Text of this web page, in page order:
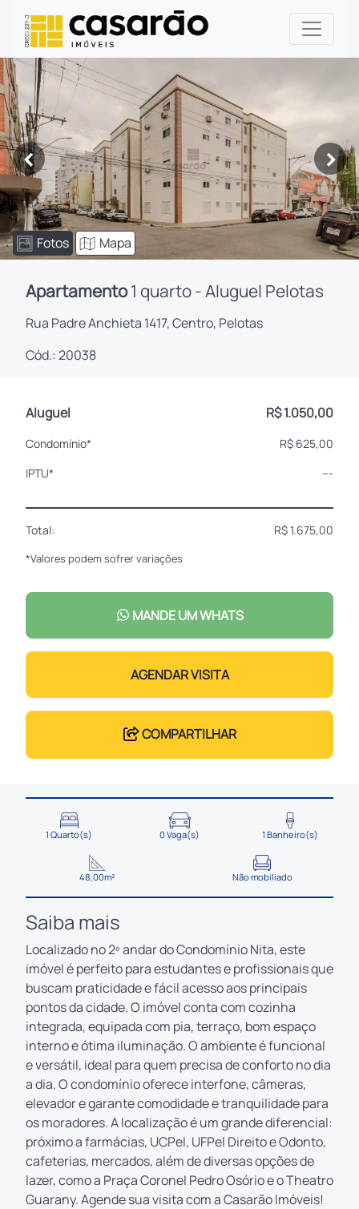
< >
Fotos Mapa
Apartamento1 quarto - Aluguel Pelotas
Rua Padre Anchieta 1417, Centro, Pelotas
Cód.: 20038
Aluguel R$ 1.050,00
Condomínio*
R$ 625,00
IPTU*
---
Total: R$ 1.675,00
*Valores podem sofrer variações
MANDE UM WHATS
AGENDAR VISITA
COMPARTILHAR
1 Quarto(s) 0 Vaga(s) 1 Banheiro(s)
48,00m² Não mobiliado
Saiba mais
Localizado no 2º andar do Condomínio Nita, este
imóvel é perfeito para estudantes e profissionais que
buscam praticidade e fácil acesso aos principais
pontos da cidade. O imóvel conta com cozinha
integrada, equipada com pia, terraço, bom espaço
interno e ótima iluminação. O ambiente é funcional
e versátil, ideal para quem precisa de conforto no dia
a dia. O condomínio oferece interfone, câmeras,
elevador e garante comodidade e tranquilidade para
os moradores. A localização é um grande diferencial:
próximo a farmácias, UCPel, UFPel Direito e Odonto,
cafeterias, mercados, além de diversas opções de
lazer, como a Praça Coronel Pedro Osório e o Theatro
Guarany. Agende sua visita com a Casarão Imóveis!